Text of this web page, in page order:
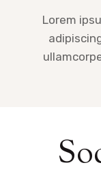
Lorem